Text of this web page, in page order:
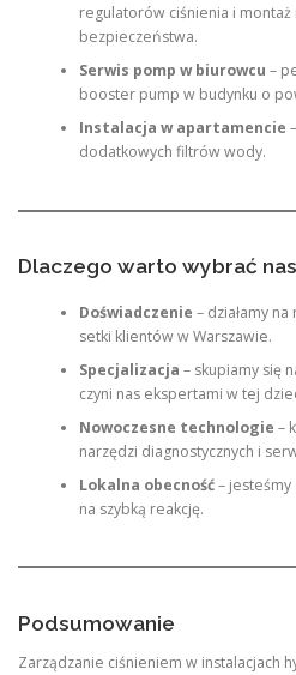
regulatorów ciśnienia i
bezpieczeństwa.
Serwis pomp w biurowcu –
booster pump w budynku o
Instalacja w apartamencie
dodatkowych filtrów wody.
Dlaczego warto wybrać
Doświadczenie – działamy
setki klientów w Warszawie.
Specjalizacja – skupiamy się
czyni nas ekspertami w tej
Nowoczesne technologie –
narzędzi diagnostycznych i
Lokalna obecność– jesteśmy
na szybką reakcję.
Podsumowanie
Zarządzanie ciśnieniem w instalacjach